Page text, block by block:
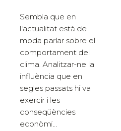
Sembla que en
l'actualitat està de
moda parlar sobre el
comportament del
clima. Analitzar-ne la
influència que en
segles passats hi va
exercir i les
conseqüències
econòmi...